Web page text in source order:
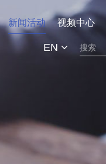
新闻活动 视频中心
EN